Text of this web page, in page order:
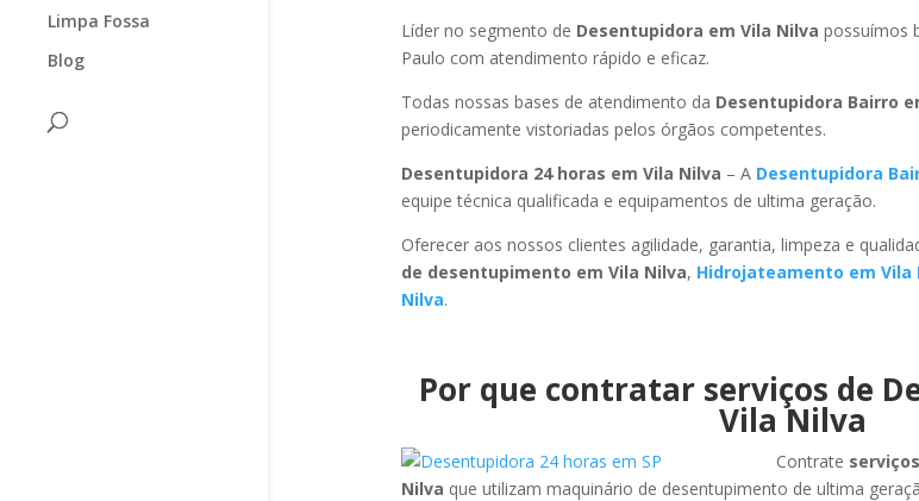
Limpa Fossa
Blog
Líder no segmento de Desentupidora em Vila Nilva possuímos
Paulo com atendimento rápido e eficaz.
Todas nossas bases de atendimento da Desentupidora Bairro
periodicamente vistoriadas pelos órgãos competentes.
Desentupidora 24 horas em Vila Nilva – A Desentupidora
equipe técnica qualificada e equipamentos de ultima geração.
Oferecer aos nossos clientes agilidade, garantia, limpeza e
de desentupimento em Vila Nilva, Hidrojateamento em Vila
Nilva.
Por que contratar serviços de
Vila Nilva
Contrate
Nilva que utilizam maquinário de desentupimento de ultima